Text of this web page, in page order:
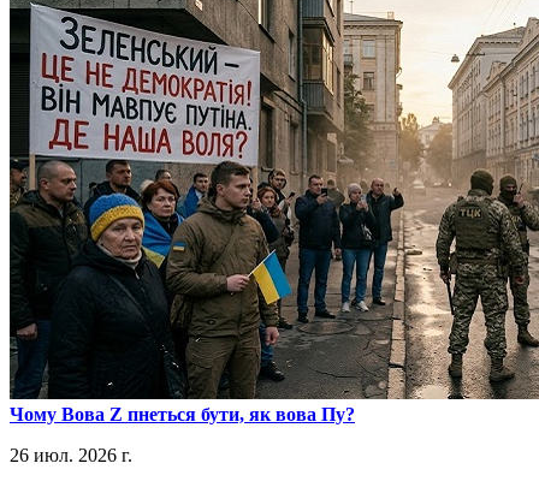
​Чому Вова Z пнеться бути, як вова Пу?
26 июл. 2026 г.